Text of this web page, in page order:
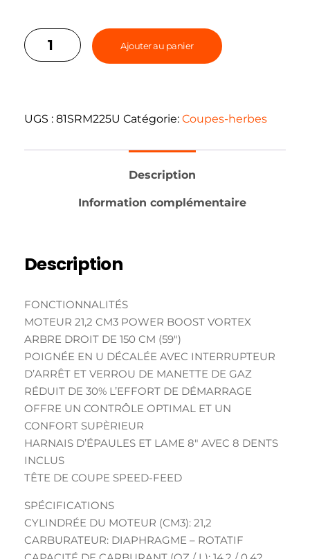
Ajouter au panier
UGS : 81SRM225U Catégorie: Coupes-herbes
Description
Information complémentaire
Description
FONCTIONNALITÉS
MOTEUR 21,2 CM3 POWER BOOST VORTEX
ARBRE DROIT DE 150 CM (59″)
POIGNÉE EN U DÉCALÉE AVEC INTERRUPTEUR
D’ARRÊT ET VERROU DE MANETTE DE GAZ
RÉDUIT DE 30% L’EFFORT DE DÉMARRAGE
OFFRE UN CONTRÔLE OPTIMAL ET UN
CONFORT SUPÈRIEUR
HARNAIS D’ÉPAULES ET LAME 8″ AVEC 8 DENTS
INCLUS
TÊTE DE COUPE SPEED-FEED
SPÉCIFICATIONS
CYLINDRÉE DU MOTEUR (CM3): 21,2
CARBURATEUR: DIAPHRAGME – ROTATIF